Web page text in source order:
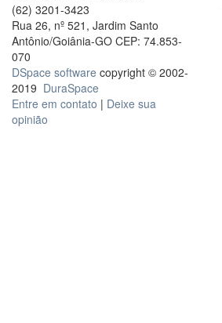
(62) 3201-3423
Rua 26, nº 521, Jardim Santo
Antônio/Goiânia-GO CEP: 74.853-
070
DSpace software copyright © 2002-
2019 DuraSpace
Entre em contato | Deixe sua
opinião